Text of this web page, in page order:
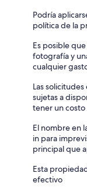
Podría
política de la
Es posible
fotografía y
cualquier
Las
sujetas a
tener un
El nombre en
in para
principal que
Esta
efectivo